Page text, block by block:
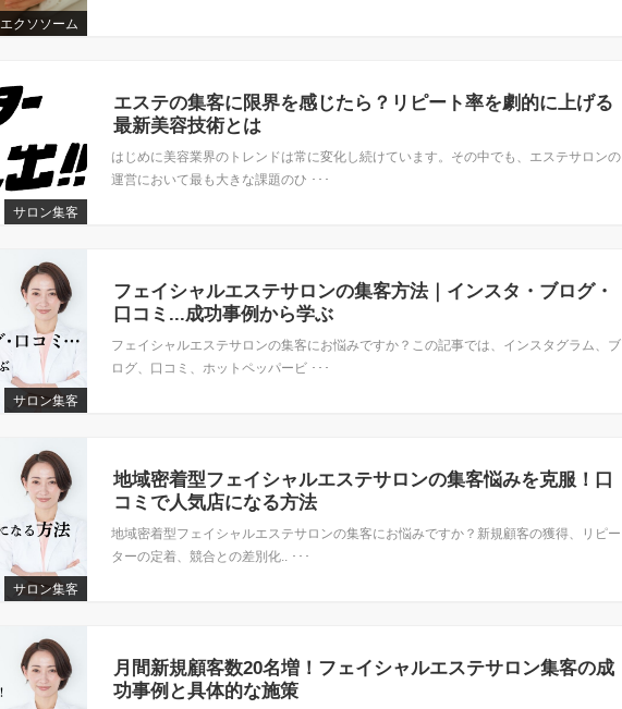
エクソソーム
サロン集客
エステの集客に限界を感じたら？リピート率を劇的に上げる
最新美容技術とは
はじめに美容業界のトレンドは常に変化し続けています。その中でも、エステサロンの
運営において最も大きな課題のひ ･･･
サロン集客
フェイシャルエステサロンの集客方法｜インスタ・ブログ・
口コミ...成功事例から学ぶ
フェイシャルエステサロンの集客にお悩みですか？この記事では、インスタグラム、ブ
ログ、口コミ、ホットペッパービ ･･･
サロン集客
地域密着型フェイシャルエステサロンの集客悩みを克服！口
コミで人気店になる方法
地域密着型フェイシャルエステサロンの集客にお悩みですか？新規顧客の獲得、リピー
ターの定着、競合との差別化.. ･･･
月間新規顧客数20名増！フェイシャルエステサロン集客の成
功事例と具体的な施策